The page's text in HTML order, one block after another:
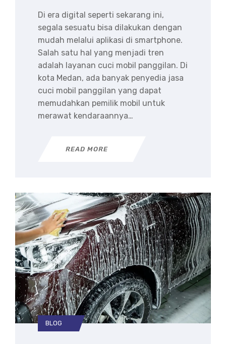
Di era digital seperti sekarang ini,
segala sesuatu bisa dilakukan dengan
mudah melalui aplikasi di smartphone.
Salah satu hal yang menjadi tren
adalah layanan cuci mobil panggilan. Di
kota Medan, ada banyak penyedia jasa
cuci mobil panggilan yang dapat
memudahkan pemilik mobil untuk
merawat kendaraannya…
READ MORE
BLOG